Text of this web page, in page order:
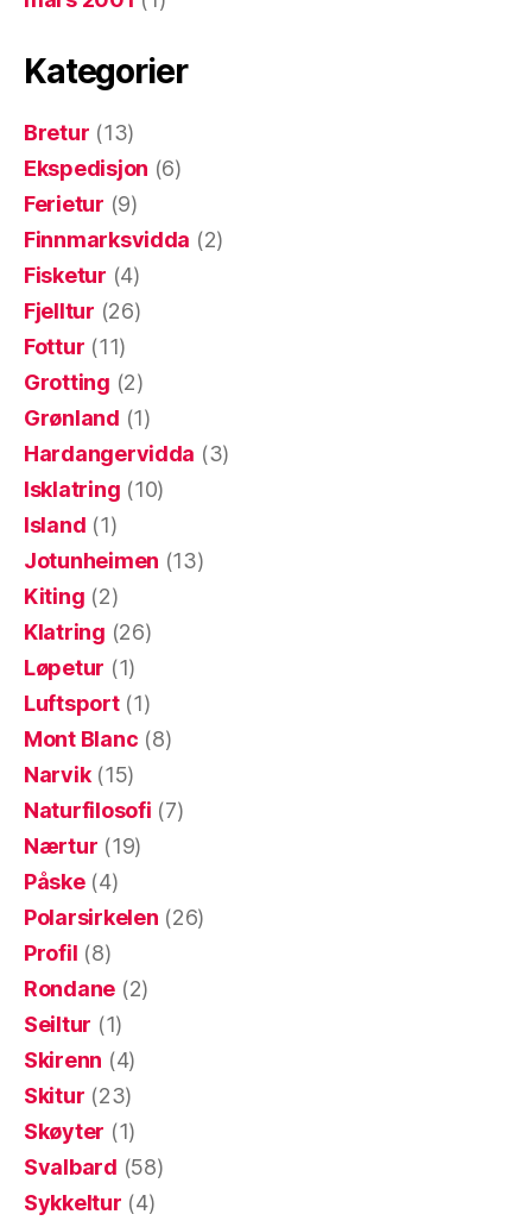
Kategorier
Bretur (13)
Ekspedisjon (6)
Ferietur (9)
Finnmarksvidda (2)
Fisketur (4)
Fjelltur (26)
Fottur (11)
Grotting (2)
Grønland (1)
Hardangervidda (3)
Isklatring (10)
Island (1)
Jotunheimen (13)
Kiting (2)
Klatring (26)
Løpetur (1)
Luftsport(1)
Mont Blanc (8)
Narvik(15)
Naturfilosofi (7)
Nærtur (19)
Påske(4)
Polarsirkelen (26)
Profil (8)
Rondane (2)
Seiltur (1)
Skirenn (4)
Skitur (23)
Skøyter (1)
Svalbard (58)
Sykkeltur (4)